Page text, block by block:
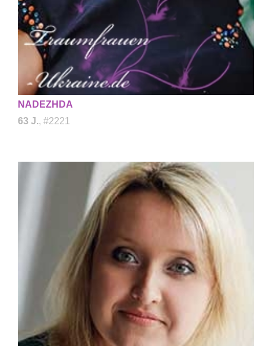
NADEZHDA
63 J., #2221